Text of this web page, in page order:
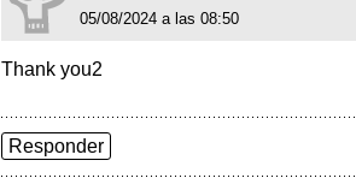
05/08/2024 a las 08:50
Thank you2
Responder